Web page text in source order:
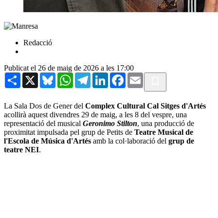
Redacció
Publicat el 26 de maig de 2026 a les 17:00
Share X BlueskyWhatsAppTelegramLinkedInFacebook
Email
La Sala Dos de Gener del Complex Cultural Cal Sitges d'Artés
acollirà aquest divendres 29 de maig, a les 8 del vespre, una
representació del musical Geronimo Stilton, una producció de
proximitat impulsada pel grup de Petits de Teatre Musical de
l'Escola de Música d'Artés amb la col·laboració del grup de
teatre NEI.